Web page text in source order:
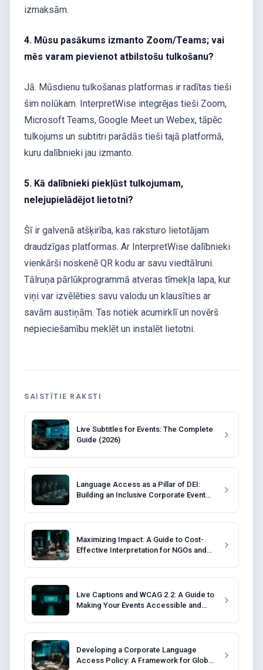
izmaksām.
4. Mūsu pasākums izmanto Zoom/Teams; vai
mēs varam pievienot atbilstošu tulkošanu?
Jā. Mūsdienu tulkošanas platformas ir radītas tieši
šim nolūkam. InterpretWise integrējas tieši Zoom,
Microsoft Teams, Google Meet un Webex, tāpēc
tulkojums un subtitri parādās tieši tajā platformā,
kuru dalībnieki jau izmanto.
5. Kā dalībnieki piekļūst tulkojumam,
nelejupielādējot lietotni?
Šī ir galvenā atšķirība, kas raksturo lietotājam
draudzīgas platformas. Ar InterpretWise dalībnieki
vienkārši noskenē QR kodu ar savu viedtālruni.
Tālruņa pārlūkprogrammā atveras tīmekļa lapa, kur
viņi var izvēlēties savu valodu un klausīties ar
savām austiņām. Tas notiek acumirklī un novērš
nepieciešamību meklēt un instalēt lietotni.
SAISTĪTIE RAKSTI
Live Subtitles for Events: The Complete
Guide (2026)
Language Access as a Pillar of DEI:
Building an Inclusive Corporate Event
Maximizing Impact: A Guide to Cost-
Effective Interpretation for NGOs and
Live Captions and WCAG 2.2: A Guide to
Making Your Events Accessible and
Developing a Corporate Language
Access Policy: A Framework for Global